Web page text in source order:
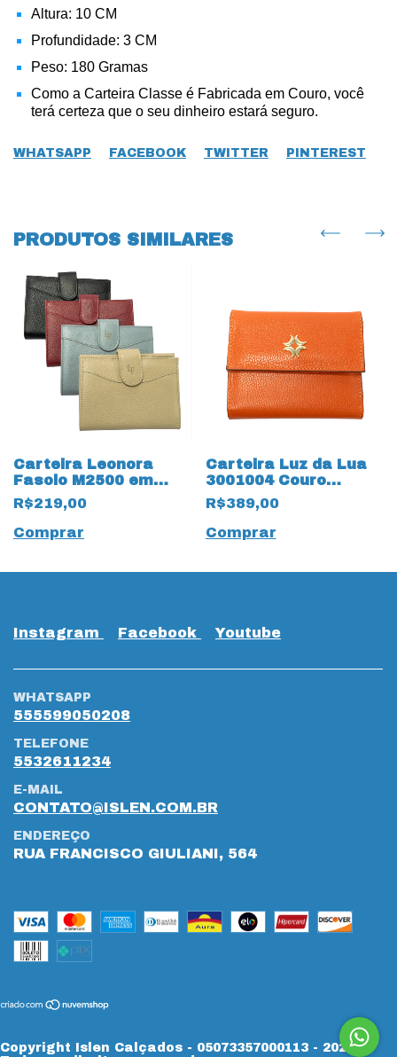
Altura: 10 CM
Profundidade: 3 CM
Peso: 180 Gramas
Como a Carteira Classe é Fabricada em Couro, você
terá certeza que o seu dinheiro estará seguro.
WHATSAPP FACEBOOK TWITTER PINTEREST
PRODUTOS SIMILARES
Carteira Leonora
Fasolo M2500 em
Couro Natural 13762-
13763-13764
R$219,00
Comprar
Carteira Luz da Lua
3001004 Couro
Natural New Ridge
Magnolia Laranja
R$389,00
Comprar
Instagram Facebook Youtube
WHATSAPP
555599050208
TELEFONE
5532611234
E-MAIL
CONTATO@ISLEN.COM.BR
ENDEREÇO
RUA FRANCISCO GIULIANI, 564
Copyright Islen Calçados - 05073357000113 - 2026.